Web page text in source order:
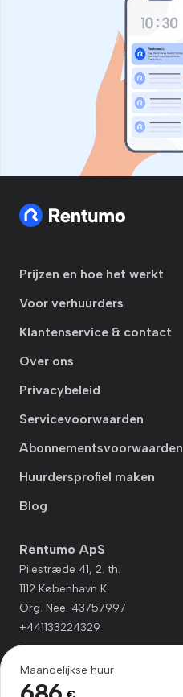
Maandelijkse huur
Prijzen en hoe het werkt
Voor verhuurders
Klantenservice & contact
Over ons
Privacybeleid
Servicevoorwaarden
Abonnementsvoorwaarden
Huurdersprofiel maken
Blog
Rentumo ApS
Pilestræde 41, 2. th.
1112 København K
Org. Nee. 43757997
+441133224329